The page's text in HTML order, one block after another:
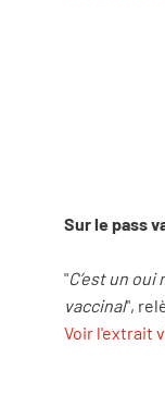
Sur le pass
"C’est un
vaccinal",
Voir l'extrait